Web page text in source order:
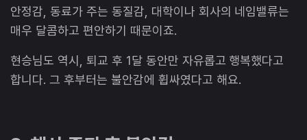
안정감, 동료가 주는 동질감, 대학이나 회사의 네임밸류는
매우 달콤하고 편안하기 때문이죠.
현승님도 역시, 퇴교 후 1달 동안만 자유롭고 행복했다고
합니다. 그 후부터는 불안감에 휩싸였다고 해요.